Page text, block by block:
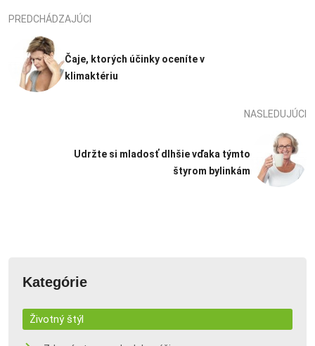
PREDCHÁDZAJÚCI
Čaje, ktorých účinky oceníte v
klimaktériu
NASLEDUJÚCI
Udržte si mladosť dlhšie vďaka týmto
štyrom bylinkám
Kategórie
Životný štýl